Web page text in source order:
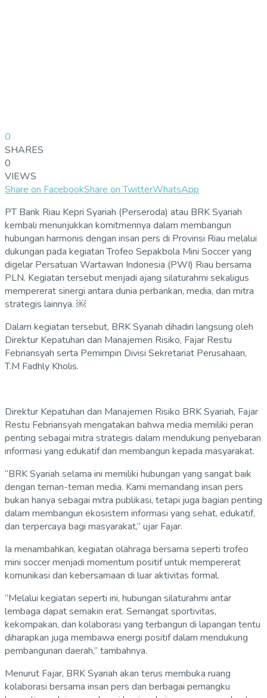
0
SHARES
0
VIEWS
Share on FacebookShare on TwitterWhatsApp
PT Bank Riau Kepri Syariah (Perseroda) atau BRK Syariah
kembali menunjukkan komitmennya dalam membangun
hubungan harmonis dengan insan pers di Provinsi Riau melalui
dukungan pada kegiatan Trofeo Sepakbola Mini Soccer yang
digelar Persatuan Wartawan Indonesia (PWI) Riau bersama
PLN. Kegiatan tersebut menjadi ajang silaturahmi sekaligus
mempererat sinergi antara dunia perbankan, media, dan mitra
strategis lainnya. ￼
Dalam kegiatan tersebut, BRK Syariah dihadiri langsung oleh
Direktur Kepatuhan dan Manajemen Risiko, Fajar Restu
Febriansyah serta Pemimpin Divisi Sekretariat Perusahaan,
T.M Fadhly Kholis.
Direktur Kepatuhan dan Manajemen Risiko BRK Syariah, Fajar
Restu Febriansyah mengatakan bahwa media memiliki peran
penting sebagai mitra strategis dalam mendukung penyebaran
informasi yang edukatif dan membangun kepada masyarakat.
“BRK Syariah selama ini memiliki hubungan yang sangat baik
dengan teman-teman media. Kami memandang insan pers
bukan hanya sebagai mitra publikasi, tetapi juga bagian penting
dalam membangun ekosistem informasi yang sehat, edukatif,
dan terpercaya bagi masyarakat,” ujar Fajar.
Ia menambahkan, kegiatan olahraga bersama seperti trofeo
mini soccer menjadi momentum positif untuk mempererat
komunikasi dan kebersamaan di luar aktivitas formal.
“Melalui kegiatan seperti ini, hubungan silaturahmi antar
lembaga dapat semakin erat. Semangat sportivitas,
kekompakan, dan kolaborasi yang terbangun di lapangan tentu
diharapkan juga membawa energi positif dalam mendukung
pembangunan daerah,” tambahnya.
Menurut Fajar, BRK Syariah akan terus membuka ruang
kolaborasi bersama insan pers dan berbagai pemangku